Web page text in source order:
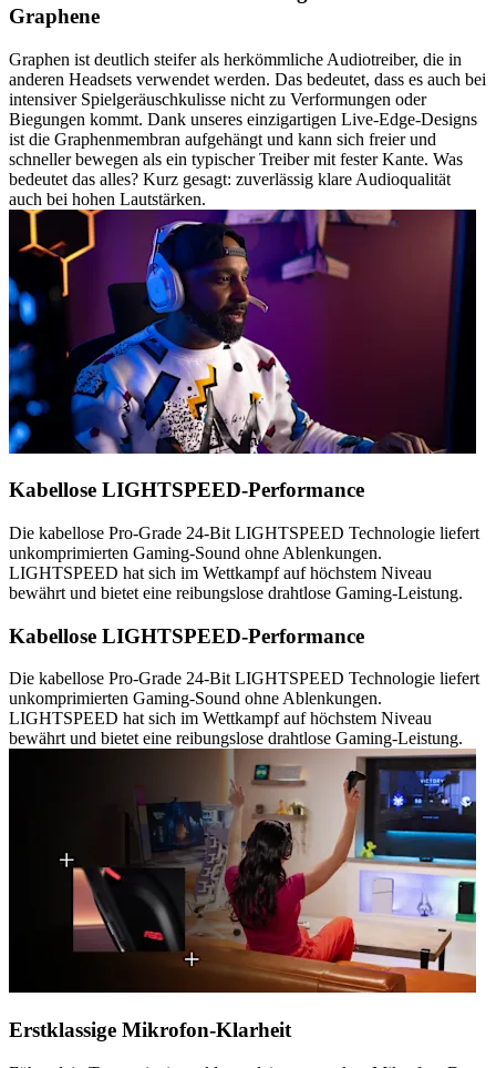
Graphene
Graphen ist deutlich steifer als herkömmliche Audiotreiber, die in
anderen Headsets verwendet werden. Das bedeutet, dass es auch bei
intensiver Spielgeräuschkulisse nicht zu Verformungen oder
Biegungen kommt. Dank unseres einzigartigen Live-Edge-Designs
ist die Graphenmembran aufgehängt und kann sich freier und
schneller bewegen als ein typischer Treiber mit fester Kante. Was
bedeutet das alles? Kurz gesagt: zuverlässig klare Audioqualität
auch bei hohen Lautstärken.
Kabellose LIGHTSPEED-Performance
Die kabellose Pro-Grade 24-Bit LIGHTSPEED Technologie liefert
unkomprimierten Gaming-Sound ohne Ablenkungen.
LIGHTSPEED hat sich im Wettkampf auf höchstem Niveau
bewährt und bietet eine reibungslose drahtlose Gaming-Leistung.
Kabellose LIGHTSPEED-Performance
Die kabellose Pro-Grade 24-Bit LIGHTSPEED Technologie liefert
unkomprimierten Gaming-Sound ohne Ablenkungen.
LIGHTSPEED hat sich im Wettkampf auf höchstem Niveau
bewährt und bietet eine reibungslose drahtlose Gaming-Leistung.
Erstklassige Mikrofon-Klarheit